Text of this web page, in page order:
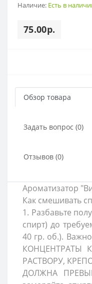
Наличие: Есть в
75.00р.
Обзор товара
Задать вопрос (0)
Отзывов (0)
Ароматизатор
Как смешивать
1. Разбавьте
спирт) до
40 гр. об.).
КОНЦЕНТРАТЫ
РАСТВОРУ,
ДОЛЖНА